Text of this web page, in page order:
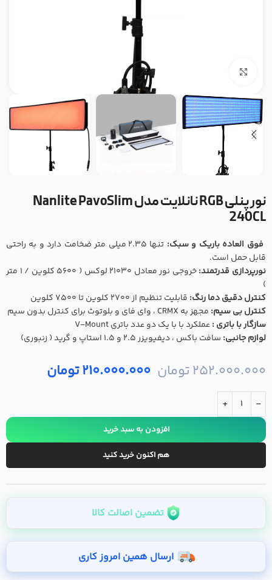
نور پنلی RGB نانلایت مدل Nanlite PavoSlim
240CL
فوق العاده باریک و سبک:
تنها 2.35 میلی متر ضخامت دارد و به راحتی
قابل حمل است.
نورپردازی قدرتمند:
خروجی نور معادل 21030 لوکس ( 5600 کلوین / 1 متر
)
کنترل دقیق دما رنگ: قابلیت تنظیم از 2700 کلوین تا 7500 کلوین
کنترل بی سیم: مجهز به CRMX ، وای فای و بلوتوث برای کنترل بدون سیم
سازگار با باتری :عملکرد با با یک دو عدد باتری V-Mount
لوازم جانبی: سافت باکس ، دیفیویزر 2.5 و 1.5 استاپ و گرید ( زنبوری)
252.000.000تومان 210.000.000تومان
-
+
افزودن به سبد خرید
هم اکنون خرید کنید
تضمین اصالت کالا
ارسال همین امروز کاری